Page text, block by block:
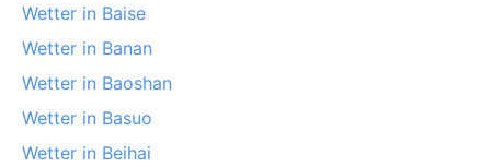
Wetter in Baise
Wetter in Banan
Wetter in Baoshan
Wetter in Basuo
Wetter in Beihai